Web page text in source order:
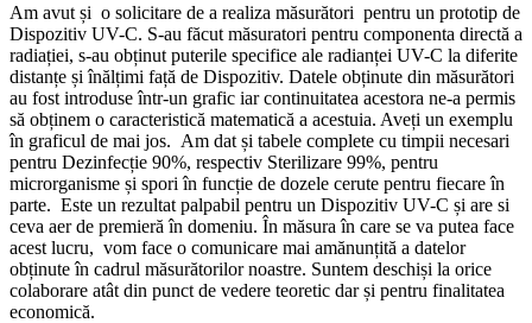
Am avut și o solicitare de a realiza măsurători pentru un prototip de
Dispozitiv UV-C. S-au făcut măsuratori pentru componenta directă a
radiației, s-au obținut puterile specifice ale radianței UV-C la diferite
distanțe și înălțimi față de Dispozitiv. Datele obținute din măsurători
au fost introduse într-un grafic iar continuitatea acestora ne-a permis
să obținem o caracteristică matematică a acestuia. Aveți un exemplu
în graficul de mai jos. Am dat și tabele complete cu timpii necesari
pentru Dezinfecție 90%, respectiv Sterilizare 99%, pentru
microrganisme și spori în funcție de dozele cerute pentru fiecare în
parte. Este un rezultat palpabil pentru un Dispozitiv UV-C și are si
ceva aer de premieră în domeniu. În măsura în care se va putea face
acest lucru, vom face o comunicare mai amănunțită a datelor
obținute în cadrul măsurătorilor noastre. Suntem deschiși la orice
colaborare atât din punct de vedere teoretic dar și pentru finalitatea
economică.